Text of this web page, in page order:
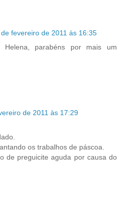
de fevereiro de 2011 às 16:35
Helena, parabéns por mais um
de 2011 às 17:29
os trabalhos de páscoa.
de preguicite aguda por causa do